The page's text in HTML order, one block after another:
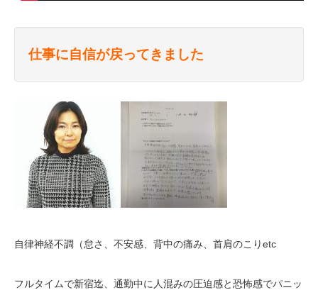
仕事に自信が戻ってきました
自律神経不調（怠さ、不安感、背中の痛み、首肩のこりetc
フルタイムで新宿迄、通勤中に人混みの圧迫感と恐怖感でパニッ